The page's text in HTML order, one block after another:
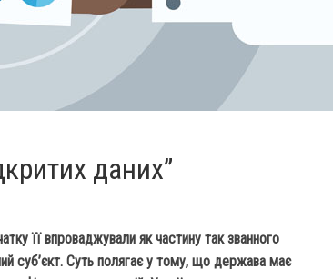
даних”
її впроваджували як частину так званного
суб’єкт. Суть полягає у тому, що держава має